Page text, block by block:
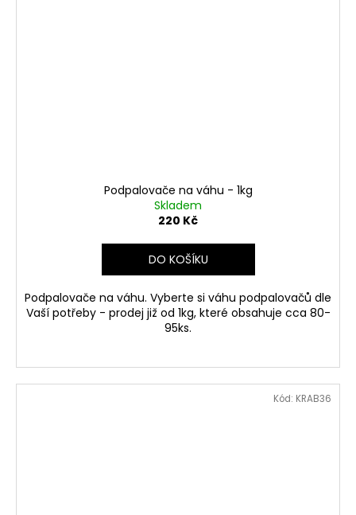
Podpalovače na váhu - 1kg
Skladem
220 Kč
DO KOŠÍKU
Podpalovače na váhu. Vyberte si váhu podpalovačů dle
Vaší potřeby - prodej již od 1kg, které obsahuje cca 80-
95ks.
Kód: KRAB36